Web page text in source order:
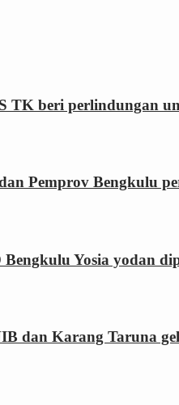
TK beri perlindungan
Pemprov Bengkulu
Yosia yodan
dan Karang Taruna